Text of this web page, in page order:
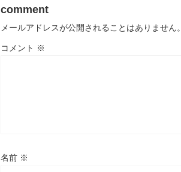
comment
メールアドレスが公開されることはありません。
コメント ※
名前 ※